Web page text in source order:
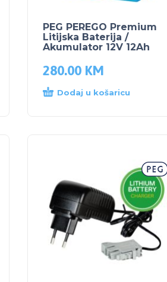
PEG PEREGO Premium
Litijska Baterija /
Akumulator 12V 12Ah
280.00 KM
Dodaj u košaricu